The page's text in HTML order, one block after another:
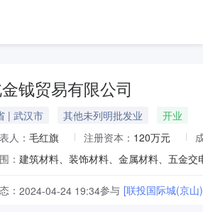
钺贸易有限公司
| 武汉市 其他未列明批发业
开业
人： 毛红旗 注册资本： 120万元
：
： 2024-04-24 19:34参与 [联投国际城(京